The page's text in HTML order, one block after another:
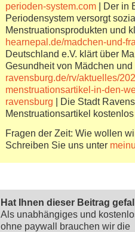
perioden-system.com | Der in
Periodensystem versorgt
Menstruationsprodukten und
hearnepal.de/madchen-und-
Deutschland e.V. klärt über
Gesundheit von Mädchen
ravensburg.de/rv/aktuelles/
menstruationsartikel-in-den-
ravensburg | Die Stadt
Menstruationsartikel
Fragen der Zeit: Wie wollen
Schreiben Sie uns unter
Hat Ihnen dieser Beitrag
Als unabhängiges und
ohne paywall brauchen wir die